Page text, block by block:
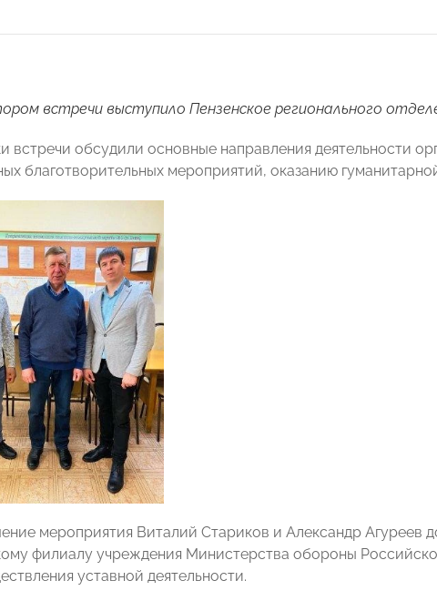
встречи выступило Пензенское регионального
встречи обсудили основные направления деятельности
благотворительных мероприятий, оказанию
мероприятия Виталий Стариков и Александр Агуреев
филиалу учреждения Министерства обороны
уставной деятельности.